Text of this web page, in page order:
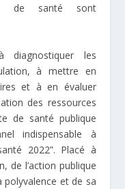
de santé sont
les
à mettre en
et à en évaluer
des ressources
de santé publique
indispensable à
2022”. Placé à
de l’action publique
et de sa